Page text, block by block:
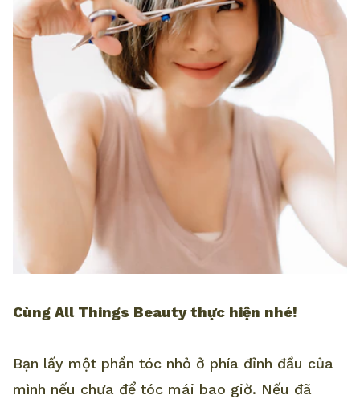
Cùng All Things Beauty thực hiện nhé!
Bạn lấy một phần tóc nhỏ ở phía đỉnh đầu của
mình nếu chưa để tóc mái bao giờ. Nếu đã